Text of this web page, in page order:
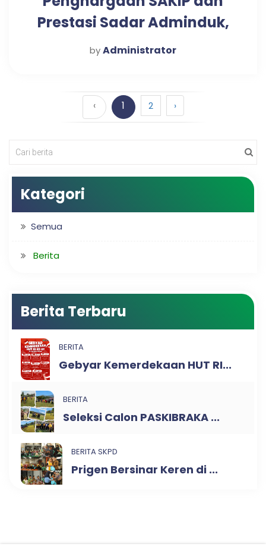
Prestasi Sadar Adminduk,
Tepat Pada Hari Jadi
ke-1092
byAdministrator
‹ 1 2 ›
Kategori
Semua
Berita
Berita Terbaru
BERITA
Gebyar Kemerdekaan HUT RI...
BERITA
Seleksi Calon PASKIBRAKA ...
BERITA SKPD
Prigen Bersinar Keren di ...